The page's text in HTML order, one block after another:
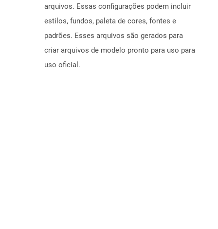
arquivos. Essas configurações podem incluir
estilos, fundos, paleta de cores, fontes e
padrões. Esses arquivos são gerados para
criar arquivos de modelo pronto para uso para
uso oficial.